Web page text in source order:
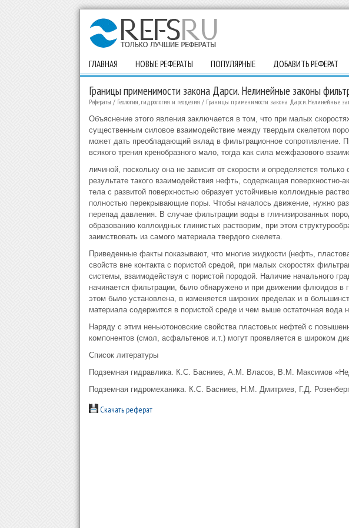
ГЛАВНАЯ НОВЫЕ РЕФЕРАТЫ ПОПУЛЯРНЫЕ ДОБАВИТЬ РЕФЕРАТ
Границы применимости закона Дарси. Нелинейные законы
Рефераты / Геология, гидрология и геодезия / Границы применимости закона Дарси. Нелинейные
Объяснение этого явления заключается в том, что при малых
существенным силовое взаимодействие между твердым скелетом
может дать преобладающий вклад в фильтрационное сопротивление.
всякого трения кренобразного мало, тогда как сила межфазового
личиной, поскольку она не зависит от скорости и определяется
результате такого взаимодействия нефть, содержащая поверхностно-
тела с развитой поверхностью образует устойчивые коллоидные
полностью перекрывающие поры. Чтобы началось движение, нужно
перепад давления. В случае фильтрации воды в глинизированных
образованию коллоидных глинистых растворим, при этом
заимствовать из самого материала твердого скелета.
Приведенные факты показывают, что многие жидкости (нефть,
свойств вне контакта с пористой средой, при малых скоростях
системы, взаимодействуя с пористой породой. Наличие начального
начинается фильтрации, было обнаружено и при движении флюидов в
этом было установлена, в изменяется широких пределах и в
материала содержится в пористой среде и чем выше остаточная вода
Наряду с этим неньютоновские свойства пластовых нефтей с
компонентов (смол, асфальтенов и.т.) могут проявляется в широком
Список литературы
Подземная гидравлика. К.С. Басниев, А.М. Власов, В.М. Максимов
Подземная гидромеханика. К.С. Басниев, Н.М. Дмитриев, Г.Д.
Скачать реферат